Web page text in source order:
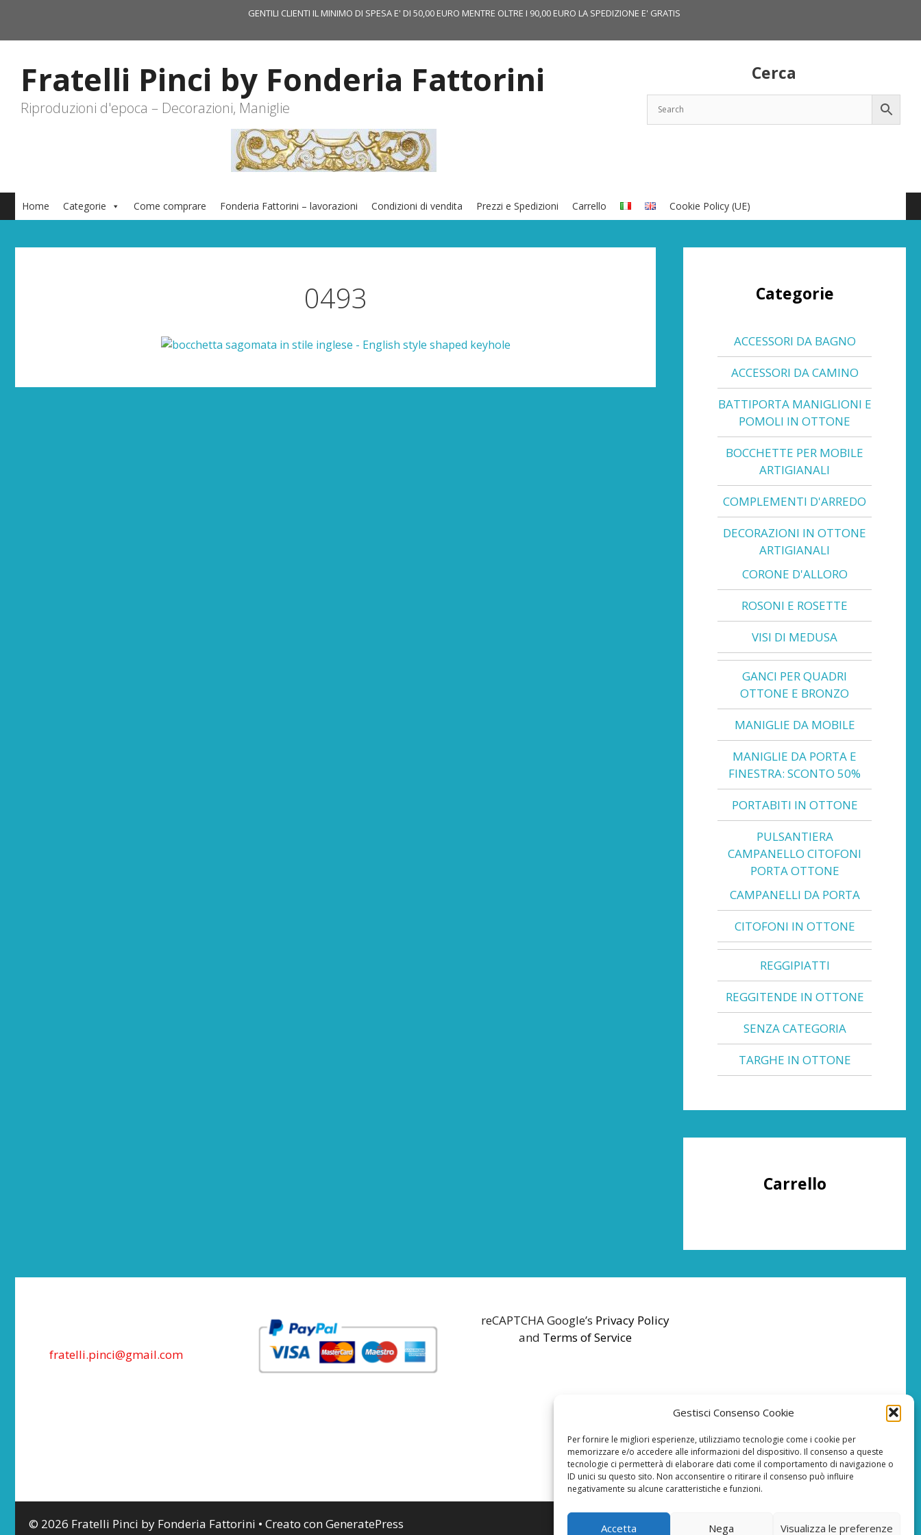
Gestisci Consenso Cookie
Per fornire le migliori esperienze, utilizziamo tecnologie come i cookie per
memorizzare e/o accedere alle informazioni del dispositivo. Il consenso a queste
tecnologie ci permetterà di elaborare dati come il comportamento di navigazione o
ID unici su questo sito. Non acconsentire o ritirare il consenso può influire
negativamente su alcune caratteristiche e funzioni.
Accetta Nega Visualizza le preferenze
contenuto
GENTILI CLIENTI IL MINIMO DI SPESA E' DI 50,00 EURO MENTRE OLTRE I 90,00 EURO LA SPEDIZIONE E' GRATIS
Cerca
Fratelli Pinci by Fonderia Fattorini
Riproduzioni d'epoca – Decorazioni, Maniglie
Home Categorie Come comprare Fonderia Fattorini – lavorazioni Condizioni di vendita Prezzi e Spedizioni Carrello Cookie Policy (UE)
0493 Categorie
ACCESSORI DA BAGNO
ACCESSORI DA CAMINO
BATTIPORTA MANIGLIONI E
POMOLI IN OTTONE
BOCCHETTE PER MOBILE
ARTIGIANALI
COMPLEMENTI D'ARREDO
DECORAZIONI IN OTTONE
ARTIGIANALI
CORONE D'ALLORO
ROSONI E ROSETTE
VISI DI MEDUSA
GANCI PER QUADRI
OTTONE E BRONZO
MANIGLIE DA MOBILE
MANIGLIE DA PORTA E
FINESTRA: SCONTO 50%
PORTABITI IN OTTONE
PULSANTIERA
CAMPANELLO CITOFONI
PORTA OTTONE
CAMPANELLI DA PORTA
CITOFONI IN OTTONE
REGGIPIATTI
REGGITENDE IN OTTONE
SENZA CATEGORIA
TARGHE IN OTTONE
Carrello
fratelli.pinci@gmail.com
reCAPTCHA Google’s Privacy Policy
and Terms of Service
© 2026 Fratelli Pinci by Fonderia Fattorini • Creato conGeneratePress